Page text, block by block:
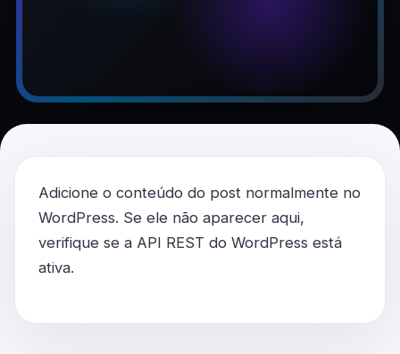
Adicione o conteúdo do post normalmente no
WordPress. Se ele não aparecer aqui,
verifique se a API REST do WordPress está
ativa.